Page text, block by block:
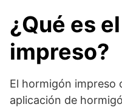
¿Qué es
impreso?
El hormigón impreso
aplicación de